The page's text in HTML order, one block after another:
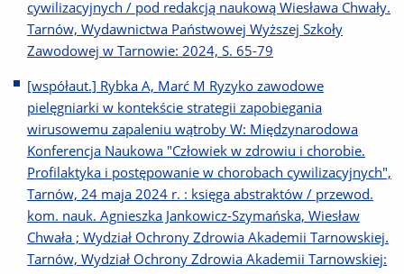
cywilizacyjnych / pod redakcją naukową Wiesława Chwały.
Tarnów, Wydawnictwa Państwowej Wyższej Szkoły
Zawodowej w Tarnowie: 2024, S. 65-79
[współaut.] Rybka A, Marć M Ryzyko zawodowe
pielęgniarki w kontekście strategii zapobiegania
wirusowemu zapaleniu wątroby W: Międzynarodowa
Konferencja Naukowa "Człowiek w zdrowiu i chorobie.
Profilaktyka i postępowanie w chorobach cywilizacyjnych",
Tarnów, 24 maja 2024 r. : księga abstraktów / przewod.
kom. nauk. Agnieszka Jankowicz-Szymańska, Wiesław
Chwała ; Wydział Ochrony Zdrowia Akademii Tarnowskiej.
Tarnów, Wydział Ochrony Zdrowia Akademii Tarnowskiej: